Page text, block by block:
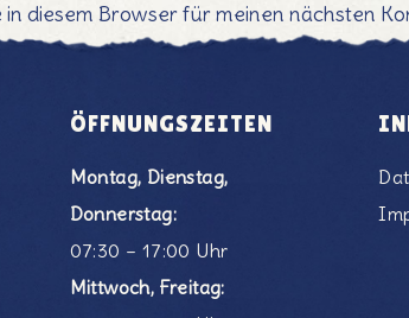
diesem Browser für meinen nächsten
ÖFFNUNGSZEITEN
Montag, Dienstag,
Donnerstag:
07:30 – 17:00 Uhr
Mittwoch, Freitag: